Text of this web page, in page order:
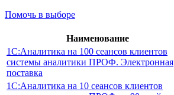
Помочь в выборе
Наименование
1С:Аналитика на 100 сеансов клиентов
системы аналитики ПРОФ. Электронная
поставка
1С:Аналитика на 10 сеансов клиентов